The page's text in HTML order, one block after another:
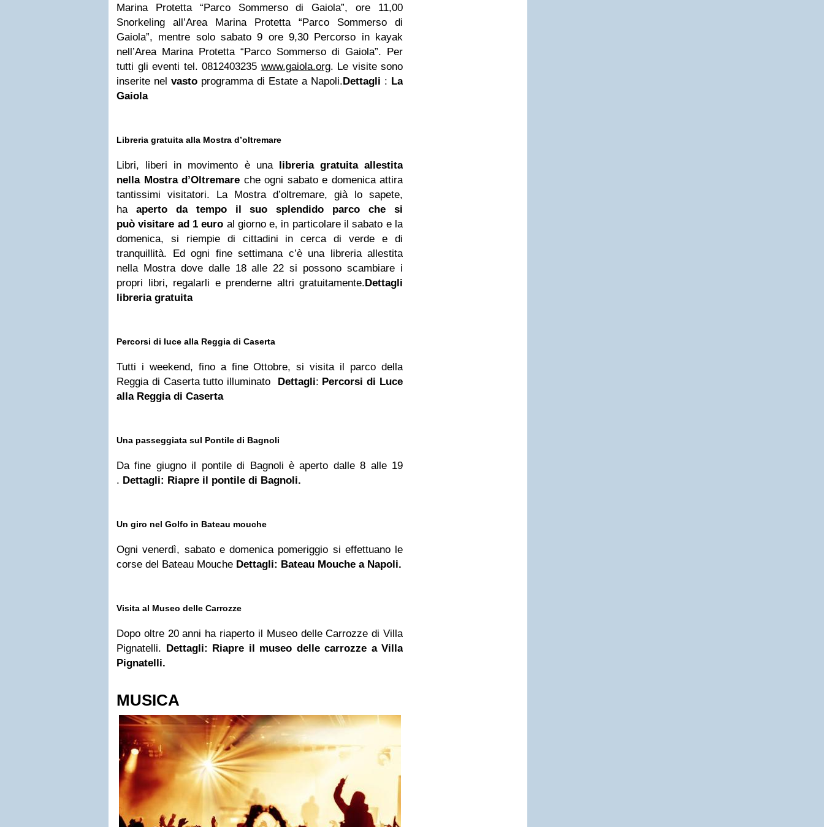
Marina Protetta “Parco Sommerso di Gaiola”, ore 11,00
Snorkeling all’Area Marina Protetta “Parco Sommerso di
Gaiola”, mentre solo sabato 9 ore 9,30 Percorso in kayak
nell’Area Marina Protetta “Parco Sommerso di Gaiola”. Per
tutti gli eventi tel. 0812403235 www.gaiola.org. Le visite sono
inserite nel vasto programma di Estate a Napoli.Dettagli : La
Gaiola
Libreria gratuita alla Mostra d’oltremare
Libri, liberi in movimento è una libreria gratuita allestita
nella Mostra d’Oltremare che ogni sabato e domenica attira
tantissimi visitatori. La Mostra d’oltremare, già lo sapete,
ha aperto da tempo il suo splendido parco che si
può visitare ad 1 euro al giorno e, in particolare il sabato e la
domenica, si riempie di cittadini in cerca di verde e di
tranquillità. Ed ogni fine settimana c’è una libreria allestita
nella Mostra dove dalle 18 alle 22 si possono scambiare i
propri libri, regalarli e prenderne altri gratuitamente.Dettagli
libreria gratuita
Percorsi di luce alla Reggia di Caserta
Tutti i weekend, fino a fine Ottobre, si visita il parco della
Reggia di Caserta tutto illuminato Dettagli: Percorsi di Luce
alla Reggia di Caserta
Una passeggiata sul Pontile di Bagnoli
Da fine giugno il pontile di Bagnoli è aperto dalle 8 alle 19
. Dettagli: Riapre il pontile di Bagnoli.
Un giro nel Golfo in Bateau mouche
Ogni venerdì, sabato e domenica pomeriggio si effettuano le
corse del Bateau Mouche Dettagli: Bateau Mouche a Napoli.
Visita al Museo delle Carrozze
Dopo oltre 20 anni ha riaperto il Museo delle Carrozze di Villa
Pignatelli. Dettagli: Riapre il museo delle carrozze a Villa
Pignatelli.
MUSICA